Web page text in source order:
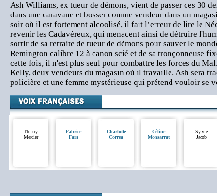
Ash Williams, ex tueur de démons, vient de passer ces 30
dans une caravane et bosser comme vendeur dans un
soir où il est fortement alcoolisé, il fait l’erreur de lire le
revenir les Cadavéreux, qui menacent ainsi de détruire
sortir de sa retraite de tueur de démons pour sauver le
Remington calibre 12 à canon scié et de sa tronçonneuse
cette fois, il n'est plus seul pour combattre les forces du
Kelly, deux vendeurs du magasin où il travaille. Ash sera
policière et une femme mystérieuse qui prétend vouloir se
Thierry
Mercier
Fabrice
Fara
Charlotte
Correa
Céline
Monsarrat
Sylvie
Jacob